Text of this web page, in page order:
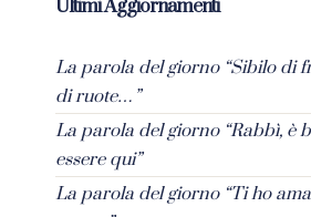
Ultimi Aggiornamenti
La parola del giorno “Sibilo di
di ruote…”
La parola del giorno “Rabbì, è
essere qui”
La parola del giorno “Ti ho